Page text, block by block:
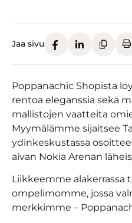
Jaa sivu
Poppanachic Shopista
rentoa eleganssia sekä
mallistojen vaatteita
Myymälämme sijaitsee
ydinkeskustassa
aivan Nokia Arenan
Liikkeemme alakerrassa
ompelimomme, jossa
merkkimme –